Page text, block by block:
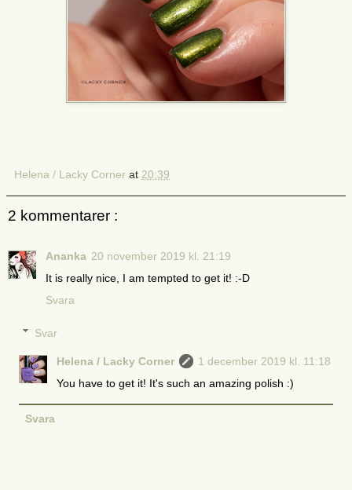
Helena / Lacky Corner at 20:39
2 kommentarer :
Ananka 20 november 2019 kl. 21:19
It is really nice, I am tempted to get it! :-D
Svara
Svar
Helena / Lacky Corner
1 december 2019 kl. 11:18
You have to get it! It's such an amazing polish :)
Svara